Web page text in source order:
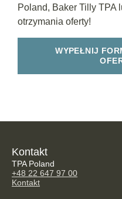
Poland, Baker Tilly TPA
otrzymania oferty!
WYPEŁNIJ
Kontakt
TPA Poland
+48 22 647 97 00
Kontakt